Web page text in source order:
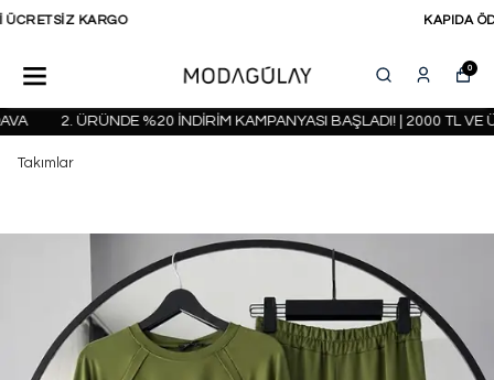
0
2. ÜRÜNDE %20 İNDİRİM KAMPANYASI BAŞLADI! | 2000 TL VE
Takımlar